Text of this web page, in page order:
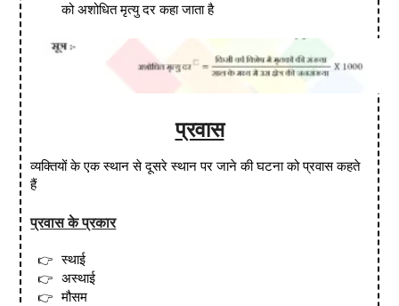
को अशोधित मृत्यु दर कहा जाता है
प्रवास
व्यक्तियों के एक स्थान से दूसरे स्थान पर जाने की घटना को प्रवास कहते
हैं
प्रवास के प्रकार
स्थाई
अस्थाई
मौसम